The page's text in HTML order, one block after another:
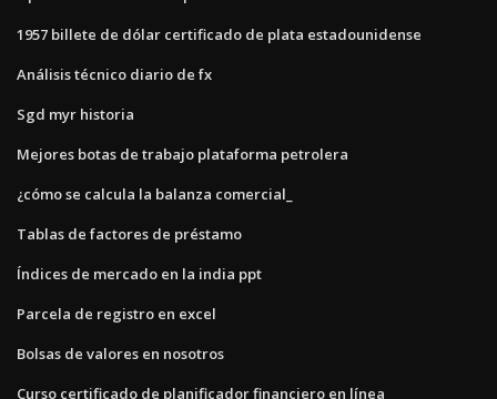
1957 billete de dólar certificado de plata estadounidense
Análisis técnico diario de fx
Sgd myr historia
Mejores botas de trabajo plataforma petrolera
¿cómo se calcula la balanza comercial_
Tablas de factores de préstamo
Índices de mercado en la india ppt
Parcela de registro en excel
Bolsas de valores en nosotros
Curso certificado de planificador financiero en línea